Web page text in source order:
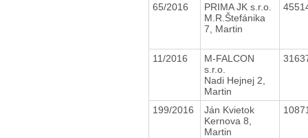
65/2016
PRIMA JK s.r.o.
M.R.Štefánika
7, Martin
11/2016
M-FALCON
s.r.o.
Nadi Hejnej 2,
Martin
199/2016
Ján Kvietok
Kernova 8,
Martin